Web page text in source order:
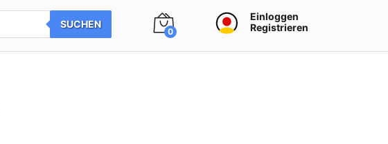
SUCHEN
0
Einloggen
Registrieren